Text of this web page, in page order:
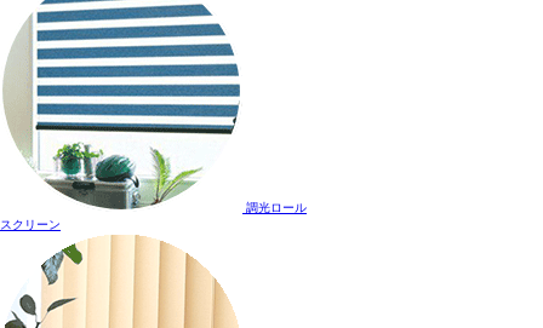
調光ロール
スクリーン